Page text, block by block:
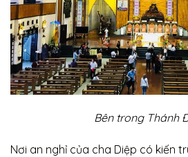
Bên trong Thánh
Nơi an nghỉ của cha Diệp có kiến